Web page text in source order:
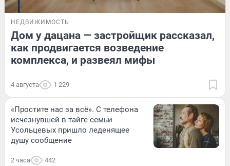
НЕДВИЖИМОСТЬ
Дом у дацана — застройщик рассказал,
как продвигается возведение
комплекса, и развеял мифы
4 августа 1 229
«Простите нас за всё». С телефона
исчезнувшей в тайге семьи
Усольцевых пришло леденящее
душу сообщение
2 часа 442